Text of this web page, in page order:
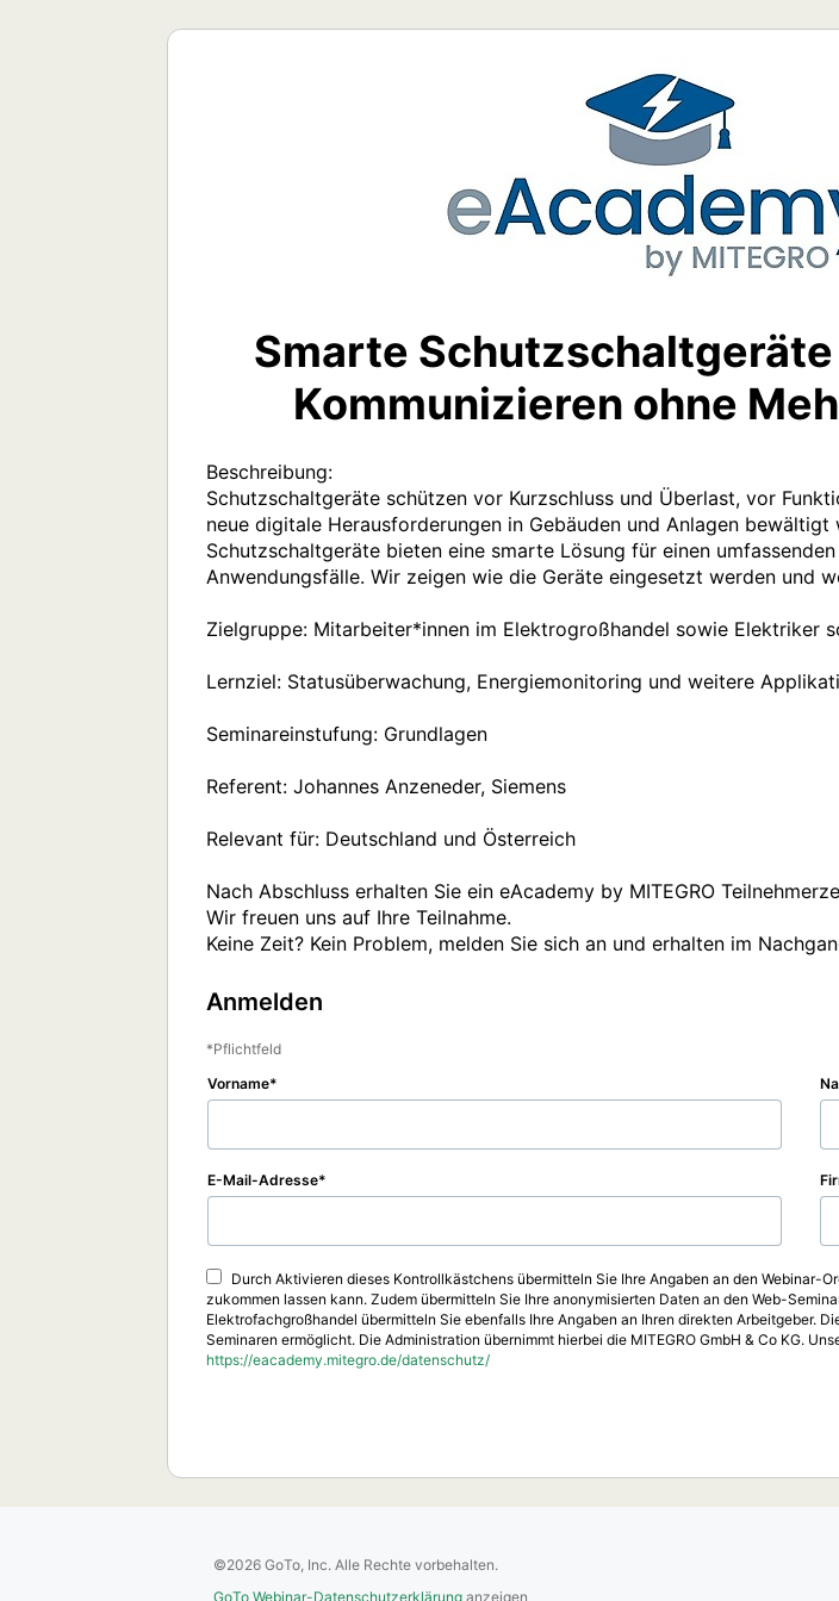
Smarte
Kommunizieren ohne
Beschreibung:
Schutzschaltgeräte schützen vor Kurzschluss und Überlast, vor
neue digitale Herausforderungen in Gebäuden und Anlagen
Schutzschaltgeräte bieten eine smarte Lösung für einen
Anwendungsfälle. Wir zeigen wie die Geräte eingesetzt werden und
Zielgruppe: Mitarbeiter*innen im Elektrogroßhandel sowie Elektriker
Lernziel: Statusüberwachung, Energiemonitoring und weitere
Seminareinstufung: Grundlagen
Referent: Johannes Anzeneder, Siemens
Relevant für: Deutschland und Österreich
Nach Abschluss erhalten Sie ein eAcademy by MITEGRO
Wir freuen uns auf Ihre Teilnahme.
Keine Zeit? Kein Problem, melden Sie sich an und erhalten im
Anmelden
Pflichtfeld
Vorname
E-Mail-Adresse
Durch Aktivieren dieses Kontrollkästchens übermitteln Sie Ihre Angaben an den Webinar-
zukommen lassen kann. Zudem übermitteln Sie Ihre anonymisierten Daten an den Web-
Elektrofachgroßhandel übermitteln Sie ebenfalls Ihre Angaben an Ihren direkten Arbeitgeber.
Seminaren ermöglicht. Die Administration übernimmt hierbei die MITEGRO GmbH & Co KG.
https://eacademy.mitegro.de/datenschutz/
©2026 GoTo, Inc. Alle Rechte vorbehalten.
GoTo Webinar-Datenschutzerklärung anzeigen